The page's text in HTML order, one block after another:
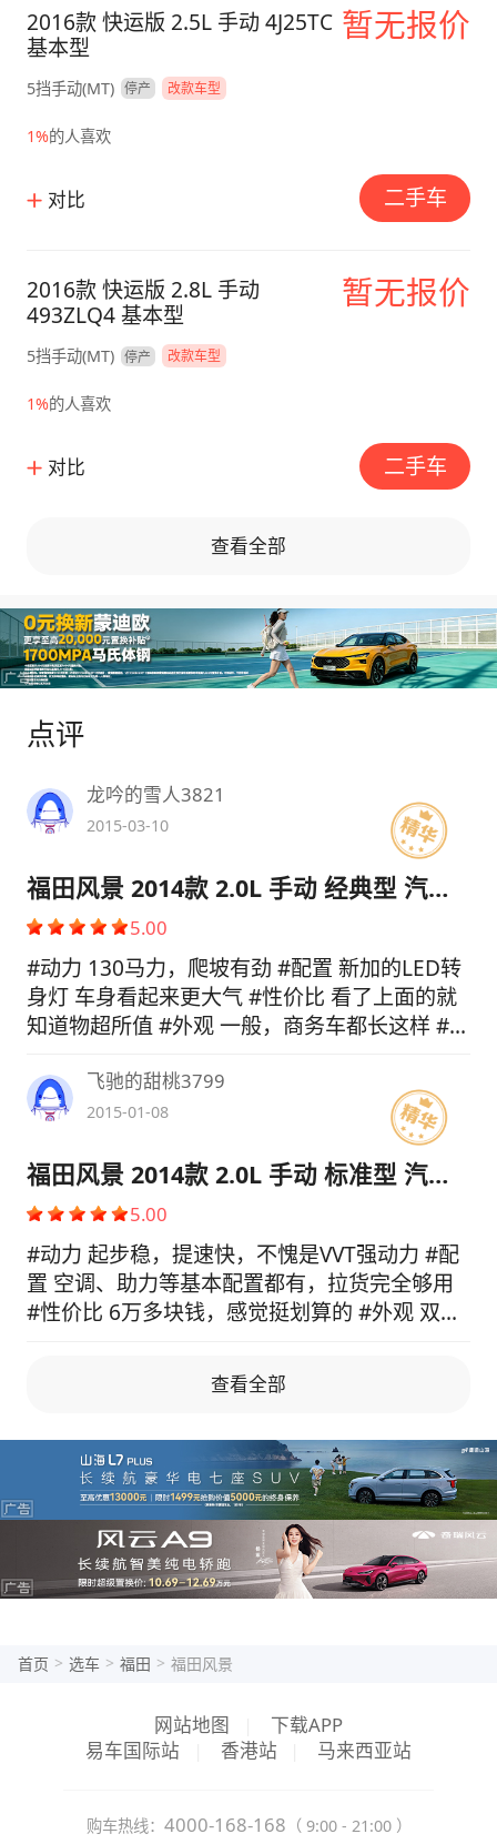
暂无报价
2016款 快运版 2.5L 手动 4J25TC
基本型
5挡手动(MT) 停产 改款车型
1%的人喜欢
对比 二手车
暂无报价
2016款 快运版 2.8L 手动
493ZLQ4 基本型
5挡手动(MT) 停产 改款车型
1%的人喜欢
对比 二手车
查看全部
点评
龙吟的雪人3821
2015-03-10
福田风景 2014款 2.0L 手动 经典型 汽油 VVT 短轴
5.00
#动力 130马力，爬坡有劲 #配置 新加的LED转
身灯 车身看起来更大气 #性价比 看了上面的就
知道物超所值 #外观 一般，商务车都长这样 #内
货是有长度要求的， 只有风景行 #操控 操控看
开车技术，我还行 #舒适度 还可以，基本用来
拉货 #总评 这款车不错，价格便宜，载货也
行，空间大
飞驰的甜桃3799
2015-01-08
福田风景 2014款 2.0L 手动 标准型 汽油 VVT 短轴
5.00
#动力 起步稳，提速快，不愧是VVT强动力 #配
置 空调、助力等基本配置都有，拉货完全够用
#性价比 6万多块钱，感觉挺划算的 #外观 双色
算过得去 #空间 空间值得点赞，拉货的不二选
择 #操控 开着顺手，侧手刹好用 #舒适度 整体
挺省油的
查看全部
首页 > 选车 > 福田 > 福田风景
网站地图
下载APP
易车国际站
香港站 马来西亚站
购车热线： 4000-168-168 （ 9:00 - 21:00 ）